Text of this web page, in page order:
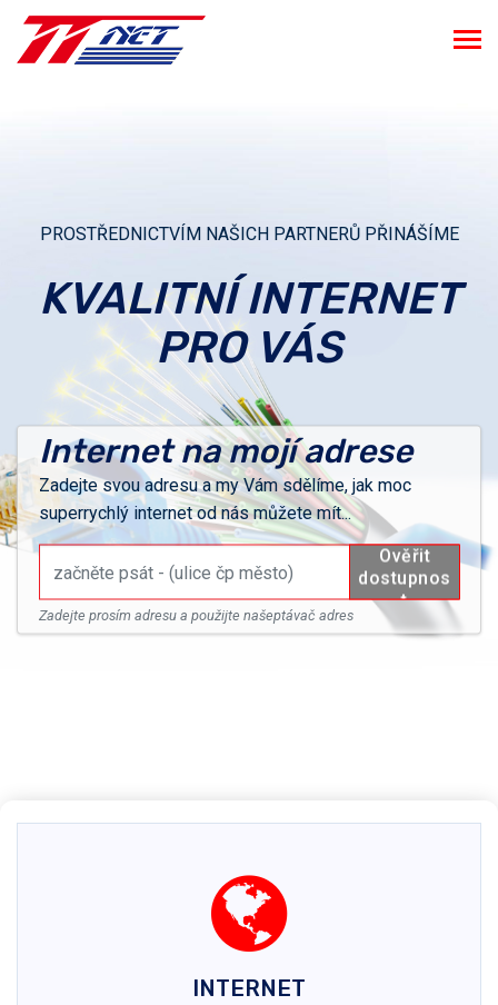
PROSTŘEDNICTVÍM NAŠICH PARTNERŮ PŘINÁŠÍME
KVALITNÍ INTERNET
PRO VÁS
Internet na mojí adrese
Zadejte svou adresu a my Vám sdělíme, jak moc
superrychlý internet od nás můžete mít...
Zadejte prosím adresu a použijte našeptávač adres
INTERNET